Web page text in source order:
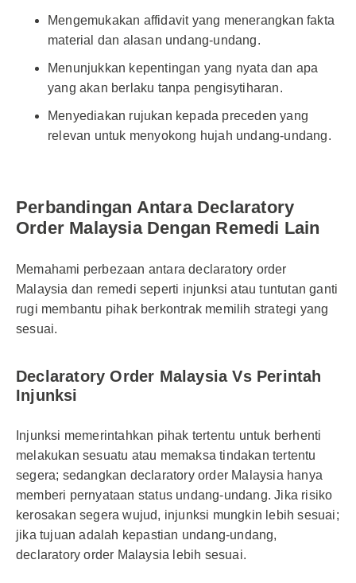
Mengemukakan affidavit yang menerangkan fakta
material dan alasan undang-undang.
Menunjukkan kepentingan yang nyata dan apa
yang akan berlaku tanpa pengisytiharan.
Menyediakan rujukan kepada preceden yang
relevan untuk menyokong hujah undang-undang.
Perbandingan Antara Declaratory
Order Malaysia Dengan Remedi Lain
Memahami perbezaan antara declaratory order
Malaysia dan remedi seperti injunksi atau tuntutan ganti
rugi membantu pihak berkontrak memilih strategi yang
sesuai.
Declaratory Order Malaysia Vs Perintah
Injunksi
Injunksi memerintahkan pihak tertentu untuk berhenti
melakukan sesuatu atau memaksa tindakan tertentu
segera; sedangkan declaratory order Malaysia hanya
memberi pernyataan status undang-undang. Jika risiko
kerosakan segera wujud, injunksi mungkin lebih sesuai;
jika tujuan adalah kepastian undang-undang,
declaratory order Malaysia lebih sesuai.